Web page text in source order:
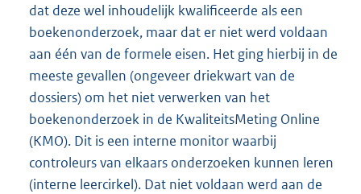
dat deze wel inhoudelijk kwalificeerde als een
boekenonderzoek, maar dat er niet werd voldaan
aan één van de formele eisen. Het ging hierbij in de
meeste gevallen (ongeveer driekwart van de
dossiers) om het niet verwerken van het
boekenonderzoek in de KwaliteitsMeting Online
(KMO). Dit is een interne monitor waarbij
controleurs van elkaars onderzoeken kunnen leren
(interne leercirkel). Dat niet voldaan werd aan de